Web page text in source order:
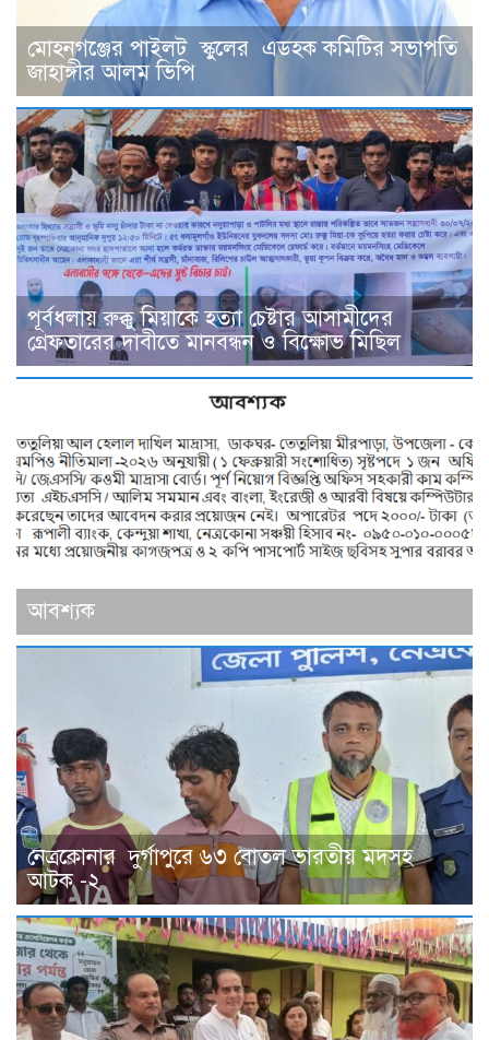
মোহনগঞ্জের পাইলট স্কুলের এডহক কমিটির সভাপতি
জাহাঙ্গীর আলম ভিপি
পূর্বধলায় রুক্কু মিয়াকে হত্যা চেষ্টার আসামীদের
গ্রেফতারের দাবীতে মানবন্ধন ও বিক্ষোভ মিছিল
আবশ্যক
নেত্রকোনার দুর্গাপুরে ৬৩ বোতল ভারতীয় মদসহ
আটক -২